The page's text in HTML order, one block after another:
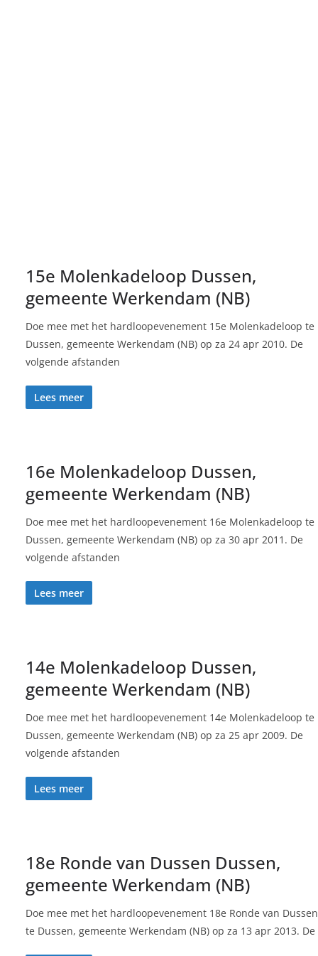
15e Molenkadeloop Dussen,
gemeente Werkendam (NB)
Doe mee met het hardloopevenement 15e Molenkadeloop te
Dussen, gemeente Werkendam (NB) op za 24 apr 2010. De
volgende afstanden
Lees meer
16e Molenkadeloop Dussen,
gemeente Werkendam (NB)
Doe mee met het hardloopevenement 16e Molenkadeloop te
Dussen, gemeente Werkendam (NB) op za 30 apr 2011. De
volgende afstanden
Lees meer
14e Molenkadeloop Dussen,
gemeente Werkendam (NB)
Doe mee met het hardloopevenement 14e Molenkadeloop te
Dussen, gemeente Werkendam (NB) op za 25 apr 2009. De
volgende afstanden
Lees meer
18e Ronde van Dussen Dussen,
gemeente Werkendam (NB)
Doe mee met het hardloopevenement 18e Ronde van Dussen
te Dussen, gemeente Werkendam (NB) op za 13 apr 2013. De